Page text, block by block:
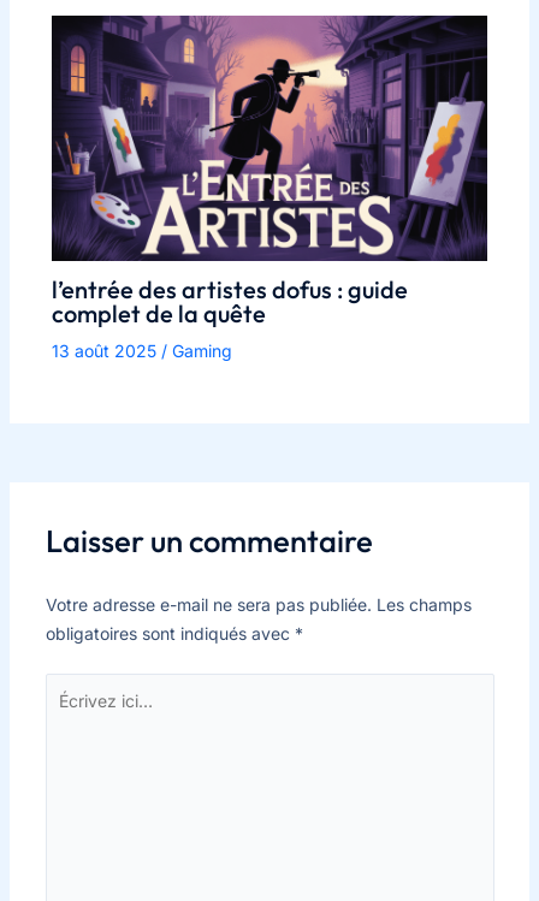
l’entrée des artistes dofus : guide
complet de la quête
13 août 2025 / Gaming
Laisser un commentaire
Votre adresse e-mail ne sera pas publiée. Les champs
obligatoires sont indiqués avec *
Écrivez